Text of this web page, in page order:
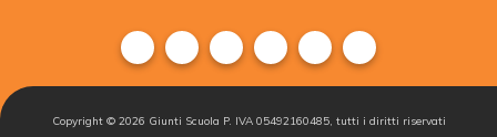
Copyright © 2026 Giunti Scuola P. IVA 05492160485, tutti i diritti riservati